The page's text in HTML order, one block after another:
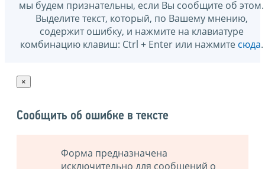
мы будем признательны, если Вы сообщите об этом.
Выделите текст, который, по Вашему мнению,
содержит ошибку, и нажмите на клавиатуре
комбинацию клавиш: Ctrl + Enter или нажмите сюда.
×
Сообщить об ошибке в тексте
Форма предназначена
исключительно для сообщений о